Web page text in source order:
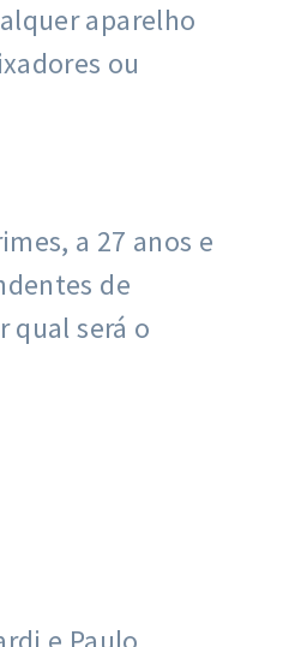
aparelho
ou
a 27 anos e
de
qual será o